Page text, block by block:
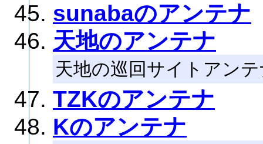
sunabaのアンテナ
天地のアンテナ
天地の巡回サイトアン
TZKのアンテナ
Kのアンテナ